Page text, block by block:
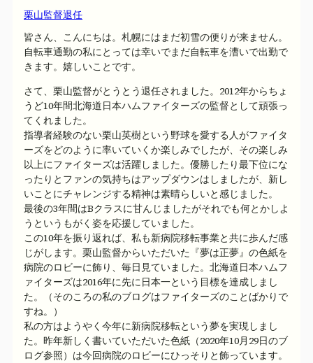
栗山監督退任
皆さん、こんにちは。札幌にはまだ初雪の便りが来ません。
自転車通勤の私にとっては幸いでまだ自転車を漕いで出勤で
きます。嬉しいことです。
さて、栗山監督がとうとう退任されました。2012年からちょ
うど10年間北海道日本ハムファイターズの監督として頑張っ
てくれました。
指導者経験のない栗山英樹という野球を愛する人がファイタ
ーズをどのように率いていくか楽しみでしたが、その楽しみ
以上にファイターズは活躍しました。優勝したり最下位にな
ったりとファンの気持ちはアップダウンはしましたが、新し
いことにチャレンジする精神は素晴らしいと感じました。
最後の3年間はBクラスに甘んじましたがそれでも何とかしよ
うというもがく姿を応援していました。
この10年を振り返れば、私も新病院移転事業と共に歩んだ感
じがします。栗山監督からいただいた『夢は正夢』の色紙を
病院のロビーに飾り、毎日見ていました。北海道日本ハムフ
ァイターズは2016年に先に日本一という目標を達成しまし
た。（そのころの私のブログはファイターズのことばかりで
すね。）
私の方はようやく今年に新病院移転という夢を実現しまし
た。昨年新しく書いていただいた色紙（2020年10月29日のブ
ログ参照）は今回病院のロビーにひっそりと飾っています。